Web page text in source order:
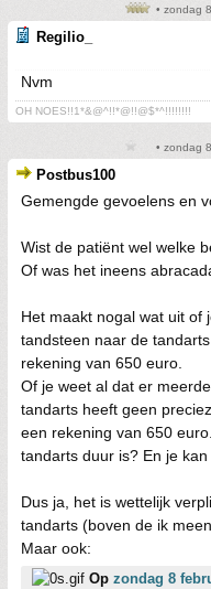
• zondag
Regilio_
Nvm
OH NOES!!1*&@^!!*@!!@$*^!!!!!!!!
• zondag
Postbus100
Gemengde gevoelens en
Wist de patiënt wel welke
Of was het ineens
Het maakt nogal wat uit of
tandsteen naar de
rekening van 650 euro.
Of je weet al dat er
tandarts heeft geen
een rekening van 650
tandarts duur is? En je
Dus ja, het is wettelijk
tandarts (boven de ik
Maar ook:
Op zondag 8